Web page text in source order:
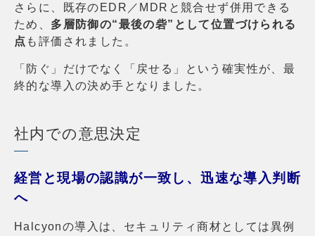
さらに、既存のEDR／MDRと競合せず併用できる
ため、 多層防御の“最後の砦”として位置づけられる
点 も評価されました。
「防ぐ」だけでなく「戻せる」という確実性が、最
終的な導入の決め手となりました。
社内での意思決定
経営と現場の認識が一致し、迅速な導入判断
へ
Halcyonの導入は、セキュリティ商材としては異例